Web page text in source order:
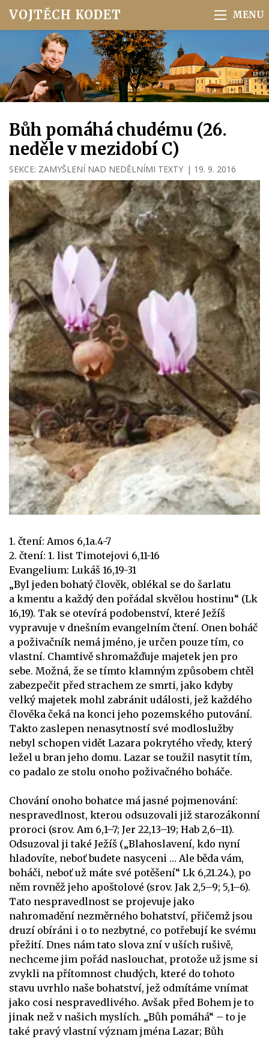
VOJTĚCH KODET
Bůh pomáhá chudému (26.
neděle v mezidobí C)
SEKCE: ZAMYŠLENÍ NAD NEDĚLNÍMI TEXTY | 19. 9. 2016
1. čtení: Amos 6,1a.4-7
2. čtení: 1. list Timotejovi 6,11-16
Evangelium: Lukáš 16,19-31
„Byl jeden bohatý člověk, oblékal se do šarlatu
a kmentu a každý den pořádal skvělou hostinu“ (Lk
16,19). Tak se otevírá podobenství, které Ježíš
vypravuje v dnešním evangelním čtení. Onen boháč
a poživačník nemá jméno, je určen pouze tím, co
vlastní. Chamtivě shromažďuje majetek jen pro
sebe. Možná, že se tímto klamným způsobem chtěl
zabezpečit před strachem ze smrti, jako kdyby
velký majetek mohl zabránit události, jež každého
člověka čeká na konci jeho pozemského putování.
Takto zaslepen nenasytností své modloslužby
nebyl schopen vidět Lazara pokrytého vředy, který
ležel u bran jeho domu. Lazar se toužil nasytit tím,
co padalo ze stolu onoho poživačného boháče.
Chování onoho bohatce má jasné pojmenování:
nespravedlnost, kterou odsuzovali již starozákonní
proroci (srov. Am 6,1–7; Jer 22,13–19; Hab 2,6–11).
Odsuzoval ji také Ježíš („Blahoslavení, kdo nyní
hladovíte, neboť budete nasyceni … Ale běda vám,
boháči, neboť už máte své potěšení“ Lk 6,21.24.), po
něm rovněž jeho apoštolové (srov. Jak 2,5–9; 5,1–6).
Tato nespravedlnost se projevuje jako
nahromadění nezměrného bohatství, přičemž jsou
druzí obíráni i o to nezbytné, co potřebují ke svému
přežití. Dnes nám tato slova zní v uších rušivě,
nechceme jim pořád naslouchat, protože už jsme si
zvykli na přítomnost chudých, které do tohoto
stavu uvrhlo naše bohatství, jež odmítáme vnímat
jako cosi nespravedlivého. Avšak před Bohem je to
jinak než v našich myslích. „Bůh pomáhá“ – to je
také pravý vlastní význam jména Lazar; Bůh